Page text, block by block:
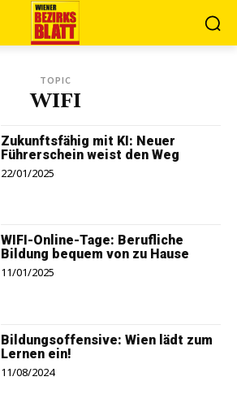
TOPIC
WIFI
Zukunftsfähig mit KI: Neuer
Führerschein weist den Weg
22/01/2025
WIFI-Online-Tage: Berufliche
Bildung bequem von zu Hause
11/01/2025
Bildungsoffensive: Wien lädt zum
Lernen ein!
11/08/2024